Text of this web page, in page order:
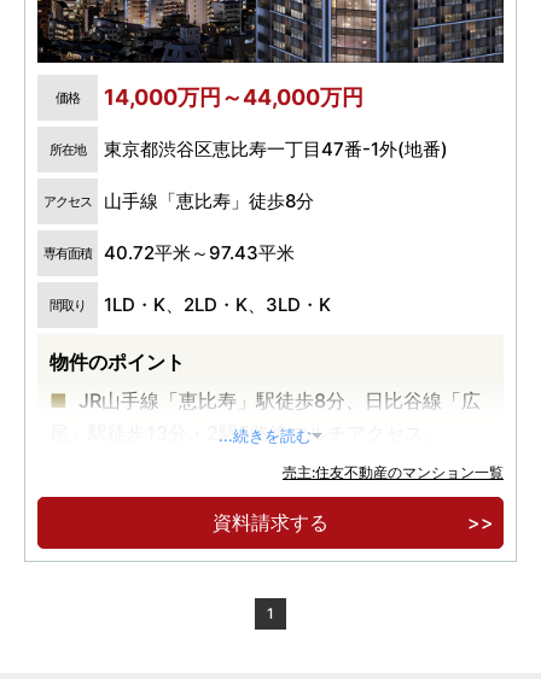
価格 14,000万円～44,000万円
所在地 東京都渋谷区恵比寿一丁目47番-1外(地番)
アクセス 山手線「恵比寿」徒歩8分
専有面積 40.72平米～97.43平米
間取り 1LD・K、2LD・K、3LD・K
物件のポイント
JR山手線「恵比寿」駅徒歩8分、日比谷線「広
尾」駅徒歩13分・2駅5路線マルチアクセス。
JR山手線の内側立地・恵比寿駅エリア最大・地
上 23 階建全310邸の大規模制震タワーマ ンショ
ゴミ置場・車寄せ・パーティールーム・オー ナー
...続きを読む
売主:住友不動産のマンション一覧
資料請求する
1